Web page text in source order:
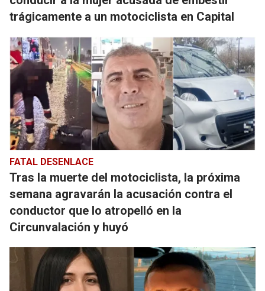
trágicamente a un motociclista en Capital
FATAL DESENLACE
Tras la muerte del motociclista, la próxima
semana agravarán la acusación contra el
conductor que lo atropelló en la
Circunvalación y huyó